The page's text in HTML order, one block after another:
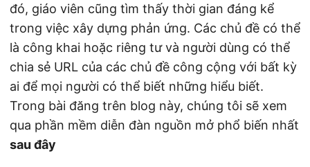
đó, giáo viên cũng tìm thấy thời gian đáng kể
trong việc xây dựng phản ứng. Các chủ đề có thể
là công khai hoặc riêng tư và người dùng có thể
chia sẻ URL của các chủ đề công cộng với bất kỳ
ai để mọi người có thể biết những hiểu biết.
Trong bài đăng trên blog này, chúng tôi sẽ xem
qua phần mềm diễn đàn nguồn mở phổ biến nhất
sau đây